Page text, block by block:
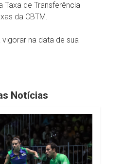
Taxa de Transferência
da CBTM.
na data de sua
Notícias